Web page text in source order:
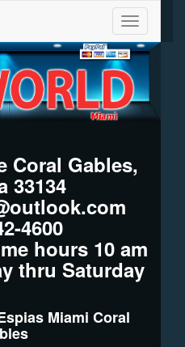
Toggle
navigation
Coral Gables,
33134
4600
hours 10 am
thru Saturday
Miami Coral